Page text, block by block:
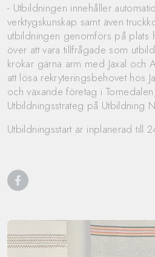
- Utbildningen innehåller
verktygskunskap samt även
utbildningen genomförs på plats
över att vara tillfrågade som
krokar gärna arm med Jaxal och
att lösa rekryteringsbehovet hos
och växande företag i
Utbildningsstrateg på Utbildning
Utbildningsstart är inplanerad till